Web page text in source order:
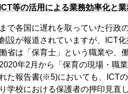
等の活用による業務効率化と業
で各国に遅れを取っていた行政
設が報道されていますが、ICT
省は「保育士」という職業や、
年2月から「保育の現場・職
た報告書(※5)においても、ICT
学校における保護者の押印見直